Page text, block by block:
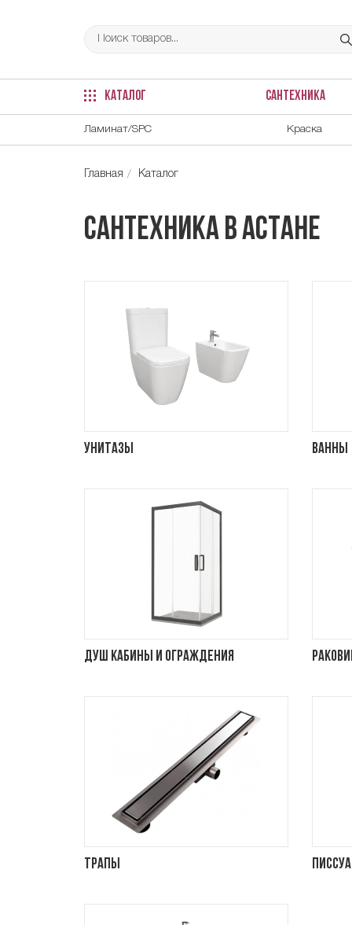
КАТАЛОГ САНТЕХНИКА
Ламинат/SPC Краска
Главная Каталог
Сантехника в Астане
Унитазы Ванны
Душ кабины и ограждения
Трапы